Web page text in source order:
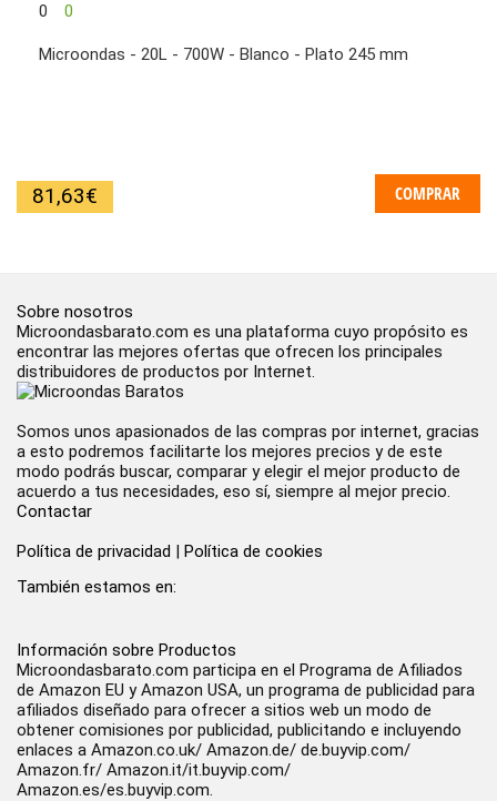
0 0
Microondas - 20L - 700W - Blanco - Plato 245 mm
81,63€ COMPRAR
Sobre nosotros
Microondasbarato.com es una plataforma cuyo propósito es
encontrar las mejores ofertas que ofrecen los principales
distribuidores de productos por Internet.
Somos unos apasionados de las compras por internet, gracias
a esto podremos facilitarte los mejores precios y de este
modo podrás buscar, comparar y elegir el mejor producto de
acuerdo a tus necesidades, eso sí, siempre al mejor precio.
Contactar
Política de privacidad | Política de cookies
También estamos en:
Información sobre Productos
Microondasbarato.com participa en el Programa de Afiliados
de Amazon EU y Amazon USA, un programa de publicidad para
afiliados diseñado para ofrecer a sitios web un modo de
obtener comisiones por publicidad, publicitando e incluyendo
enlaces a Amazon.co.uk/ Amazon.de/ de.buyvip.com/
Amazon.fr/ Amazon.it/it.buyvip.com/
Amazon.es/es.buyvip.com.